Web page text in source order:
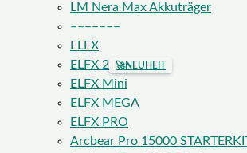
LM Nera Max Akkuträger
–––––––
ELFX
ELFX 2
🚀NEUHEIT
ELFX Mini
ELFX MEGA
ELFX PRO
Arcbear Pro 15000 STARTERKIT